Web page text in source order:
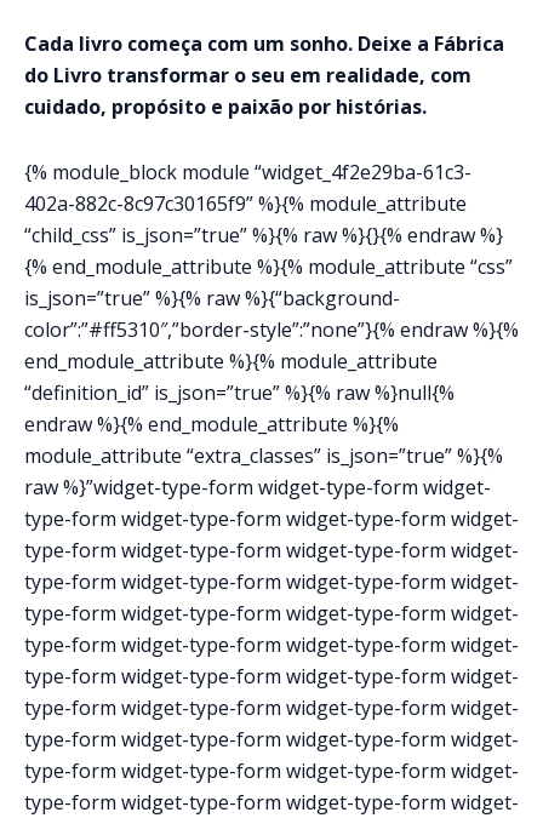
Cada livro começa com um sonho. Deixe a Fábrica
do Livro transformar o seu em realidade, com
cuidado, propósito e paixão por histórias.
{% module_block module “widget_4f2e29ba-61c3-
402a-882c-8c97c30165f9” %}{% module_attribute
“child_css” is_json=”true” %}{% raw %}{}{% endraw %}
{% end_module_attribute %}{% module_attribute “css”
is_json=”true” %}{% raw %}{“background-
color”:”#ff5310″,”border-style”:”none”}{% endraw %}{%
end_module_attribute %}{% module_attribute
“definition_id” is_json=”true” %}{% raw %}null{%
endraw %}{% end_module_attribute %}{%
module_attribute “extra_classes” is_json=”true” %}{%
raw %}”widget-type-form widget-type-form widget-
type-form widget-type-form widget-type-form widget-
type-form widget-type-form widget-type-form widget-
type-form widget-type-form widget-type-form widget-
type-form widget-type-form widget-type-form widget-
type-form widget-type-form widget-type-form widget-
type-form widget-type-form widget-type-form widget-
type-form widget-type-form widget-type-form widget-
type-form widget-type-form widget-type-form widget-
type-form widget-type-form widget-type-form widget-
type-form widget-type-form widget-type-form widget-